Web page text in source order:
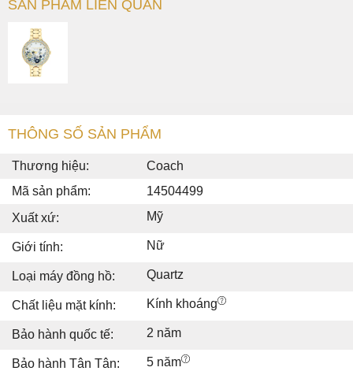
SẢN PHẨM LIÊN QUAN
THÔNG SỐ SẢN PHẨM
Thương hiệu:
Coach
Mã sản phẩm:
14504499
Xuất xứ:
Mỹ
Giới tính: Nữ
Loại máy đồng hồ: Quartz
Chất liệu mặt kính: Kính khoáng
Bảo hành quốc tế: 2 năm
Bảo hành Tân Tân: 5 năm